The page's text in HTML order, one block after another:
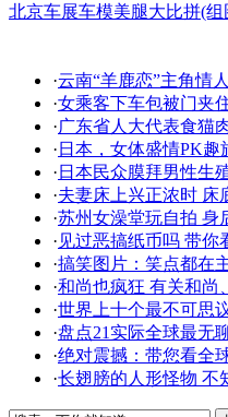
北京车展车模美腿大比拼(组
·云南“羊鹿恋”主角情
·女乘客下车包被门夹
·广东省人大代表食猫
· 日本，女体盛情PK趣
· 日本民众膜拜男性生
·夫妻床上兴正浓时 床
·苏州女澡堂玩自拍 身
· 见过恶搞纸币吗 带你
·搞笑图片：笑点都在
·和尚也疯狂 有关和尚
·世界上十个最不可思
·盘点21实际全球最无
·绝对震撼：带您看全
·长翅膀的人形怪物 不